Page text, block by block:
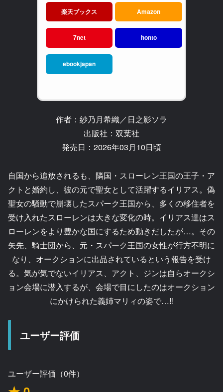
楽天ブックス Amazon
7net honto
ebookjapan
作者：紗乃月希織／日之影ソラ
出版社：双葉社
発売日：2026年03月10日頃
自国から追放されるも、隣国・スローレン王国の王子・ア
クトと婚約し、彼の元で聖女として活躍するイリアス。偽
聖女の騒動で崩壊したスパーク王国から、多くの移住者を
受け入れたスローレンは大きな変化の時。イリアス達はス
ローレンをより豊かな国にするため動きだしたが…。その
矢先、騎士団から、元・スパーク王国の女性が行方不明に
なり、オークションに出品されているという報告を受け
る。気が気でないイリアス、アクト、ジンは自らオークシ
ョン会場に潜入するが、会場で目にしたのはオークション
にかけられた義姉マリィの姿で…‼
ユーザー評価
ユーザー評価（0件）